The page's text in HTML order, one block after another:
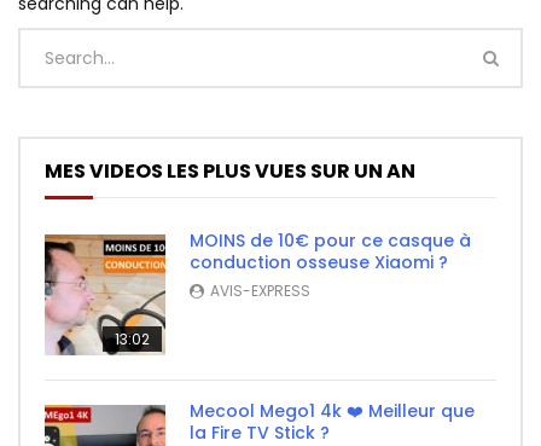
MES VIDEOS LES PLUS VUES SUR UN AN
13:02
MOINS de 10€ pour ce casque à
conduction osseuse Xiaomi ?
AVIS-EXPRESS
Mecool Mego1 4k ❤️ Meilleur que
la Fire TV Stick ?